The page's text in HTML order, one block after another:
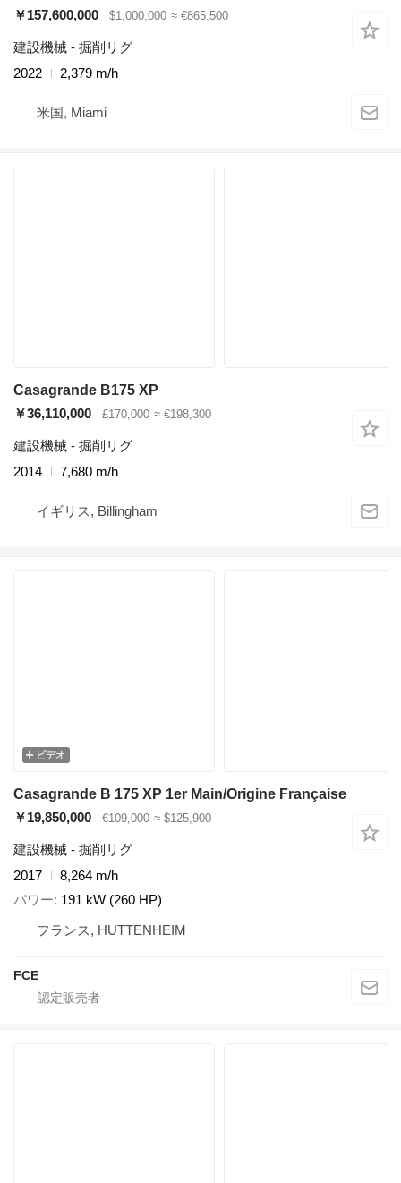
￥157,600,000
$1,000,000 ≈ €865,500
建設機械 - 掘削リグ
2022
2,379 m/h
米国, Miami
Casagrande B175 XP
￥36,110,000
£170,000 ≈ €198,300
建設機械 - 掘削リグ
2014
7,680 m/h
イギリス, Billingham
ビデオ
Casagrande B 175 XP 1er Main/Origine Française
￥19,850,000
€109,000 ≈ $125,900
建設機械 - 掘削リグ
2017
8,264 m/h
パワー 191 kW (260 HP)
フランス, HUTTENHEIM
FCE